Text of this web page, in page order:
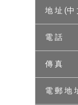
地 址 (中
電 話
傳 真
電 郵 地